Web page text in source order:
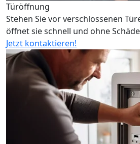
Türöffnung
Stehen Sie vor verschlossenen
öffnet sie schnell und ohne
Jetzt kontaktieren!